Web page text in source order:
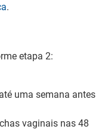
.
etapa 2:
uma semana antes
vaginais nas 48